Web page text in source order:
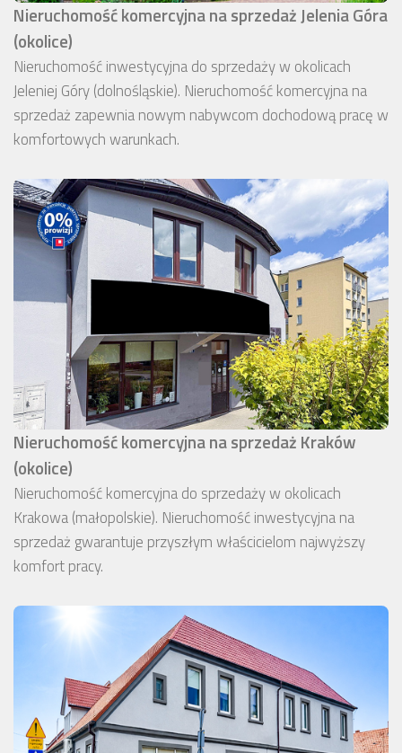
Nieruchomość komercyjna na sprzedaż Jelenia Góra
(okolice)
Nieruchomość inwestycyjna do sprzedaży w okolicach
Jeleniej Góry (dolnośląskie). Nieruchomość komercyjna na
sprzedaż zapewnia nowym nabywcom dochodową pracę w
komfortowych warunkach.
Nieruchomość komercyjna na sprzedaż Kraków
(okolice)
Nieruchomość komercyjna do sprzedaży w okolicach
Krakowa (małopolskie). Nieruchomość inwestycyjna na
sprzedaż gwarantuje przyszłym właścicielom najwyższy
komfort pracy.